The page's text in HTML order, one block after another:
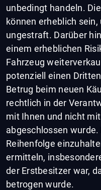
unbedingt handeln.
können erheblich
ungestraft. Darüber
einem erheblichen
Fahrzeug
potenziell einen
Betrug beim neuen
rechtlich in der
mit Ihnen und nicht
abgeschlossen
Reihenfolge
ermitteln,
der Erstbesitzer war,
betrogen wurde.